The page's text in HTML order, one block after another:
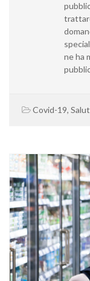
ne ha
Covid-19,